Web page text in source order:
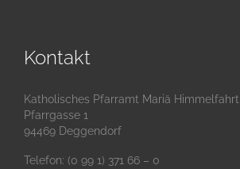
Kontakt
Katholisches Pfarramt Mariä Himmelfahrt
Pfarrgasse 1
94469 Deggendorf
Telefon: (0 99 1) 371 66 – 0